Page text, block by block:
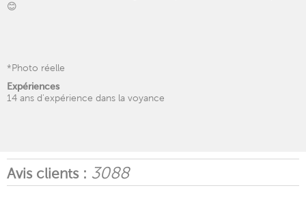
😊
*Photo réelle
Expériences
14 ans d'expérience dans la voyance
Avis clients : 3088